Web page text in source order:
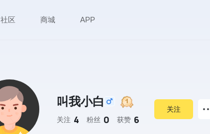
社区 商城 APP
叫我小白
关注 4 粉丝 0 获赞 6
关注